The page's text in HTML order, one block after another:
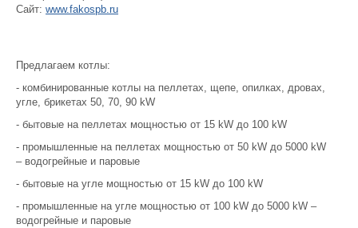
Сайт: www.fakospb.ru
Предлагаем котлы:
- комбинированные котлы на пеллетах, щепе, опилках, дровах,
угле, брикетах 50, 70, 90 kW
- бытовые на пеллетах мощностью от 15 kW до 100 kW
- промышленные на пеллетах мощностью от 50 kW до 5000 kW
– водогрейные и паровые
- бытовые на угле мощностью от 15 kW до 100 kW
- промышленные на угле мощностью от 100 kW до 5000 kW –
водогрейные и паровые